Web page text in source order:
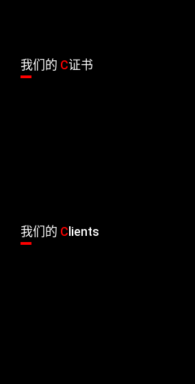
我们的 C证书
我们的 C lients